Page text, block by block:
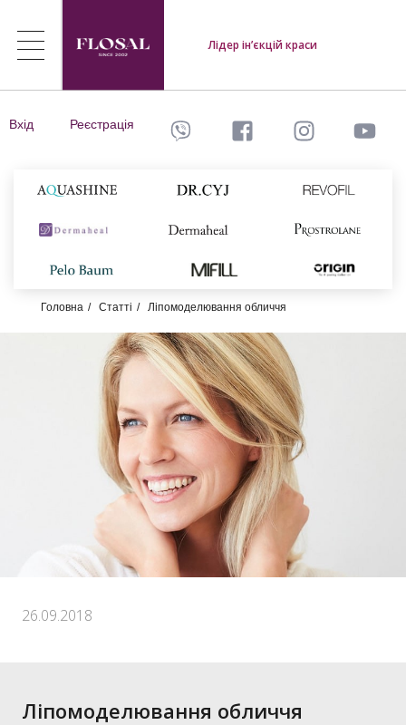
Лідер ін’єкцій краси
Вхід Реєстрація
Головна Статті Ліпомоделювання обличчя
26.09.2018
Ліпомоделювання обличчя